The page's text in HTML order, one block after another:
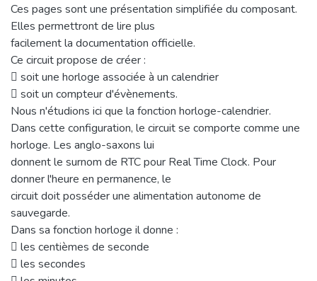
Ces pages sont une présentation simplifiée du composant.
Elles permettront de lire plus
facilement la documentation officielle.
Ce circuit propose de créer :
 soit une horloge associée à un calendrier
 soit un compteur d'évènements.
Nous n'étudions ici que la fonction horloge-calendrier.
Dans cette configuration, le circuit se comporte comme une
horloge. Les anglo-saxons lui
donnent le surnom de RTC pour Real Time Clock. Pour
donner l'heure en permanence, le
circuit doit posséder une alimentation autonome de
sauvegarde.
Dans sa fonction horloge il donne :
 les centièmes de seconde
 les secondes